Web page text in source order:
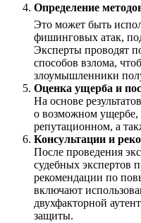
Определение
Это может быть
фишинговых атак,
Эксперты проводят
способов взлома,
злоумышленники
Оценка ущерба и
На основе
о возможном ущербе,
репутационном, а
Консультации и
После проведения
судебных экспертов
рекомендации по
включают
двухфакторной
защиты.